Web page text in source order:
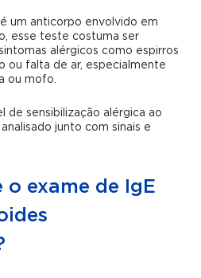
um anticorpo envolvido em
esse teste costuma ser
alérgicos como espirros
ou falta de ar, especialmente
ou mofo.
de sensibilização alérgica ao
junto com sinais e
o exame de IgE